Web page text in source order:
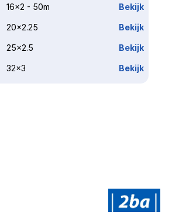
16x2 - 50m Bekijk
20x2.25 Bekijk
25x2.5 Bekijk
32x3 Bekijk